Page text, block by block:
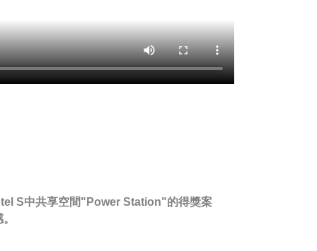
S中共享空間"Power Station"的得獎案